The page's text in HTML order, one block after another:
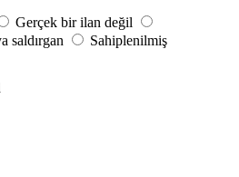
Gerçek bir ilan değil
saldırgan
Sahiplenilmiş